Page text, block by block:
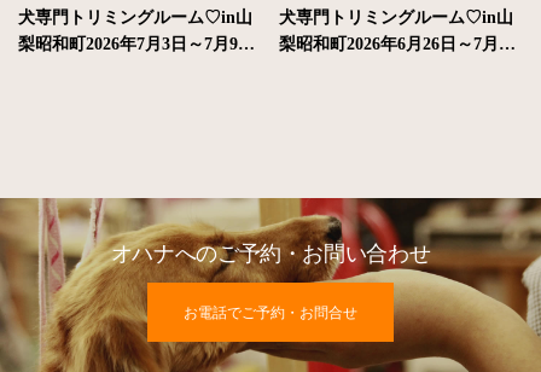
犬専門トリミングルーム♡in山
梨昭和町2026年7月3日～7月9…
犬専門トリミングルーム♡in山
梨昭和町2026年6月26日～7月…
オハナへのご予約・お問い合わせ
お電話でご予約・お問合せ